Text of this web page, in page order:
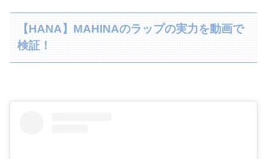
【HANA】MAHINAのラップの実力を動画で
検証！